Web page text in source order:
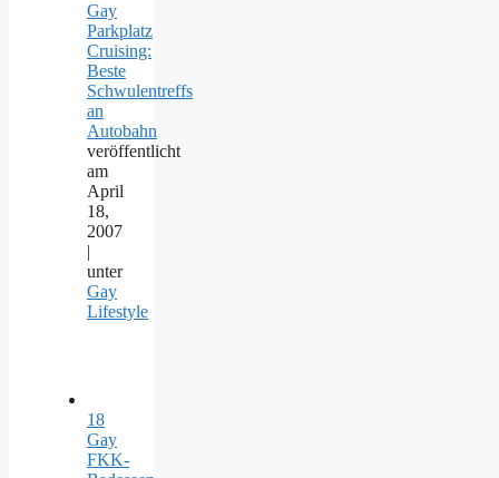
Gay
Parkplatz
Cruising:
Beste
Schwulentreffs
an
Autobahn
veröffentlicht
am
April
18,
2007
|
unter
Gay
Lifestyle
18
Gay
FKK-